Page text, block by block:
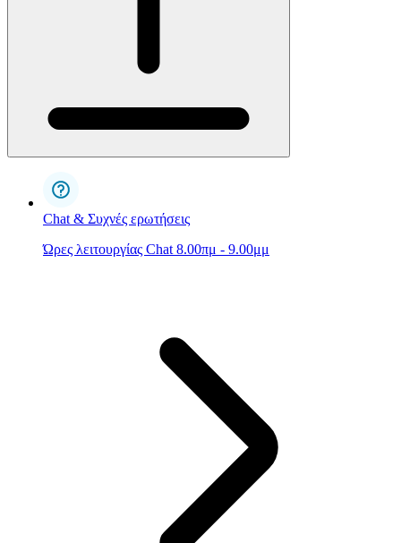
Chat & Συχνές ερωτήσεις
Ώρες λειτουργίας Chat 8.00πμ - 9.00μμ